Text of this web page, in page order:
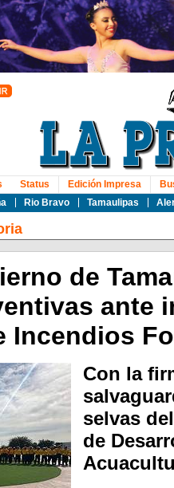
Rio Bravo Tamaulipas
Status Edición Impresa
de
ante
Incendios
Con la
selvas
de